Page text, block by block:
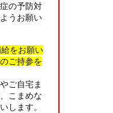
の予防対
うお願い
をお願い
ご持参を
ご自宅ま
こまめな
します。